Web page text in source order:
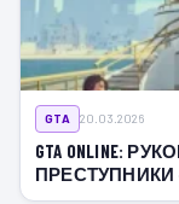
GTA 20.03.2026
GTA ONLINE:
ПРЕСТУПНИКИ